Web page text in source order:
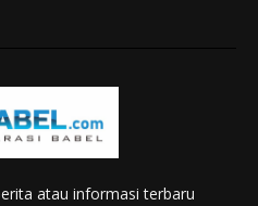
atau informasi terbaru